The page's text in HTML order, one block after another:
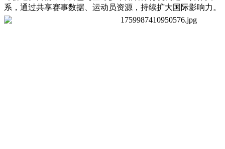
系，通过共享赛事数据、运动员资源，持续扩大国际影响力。